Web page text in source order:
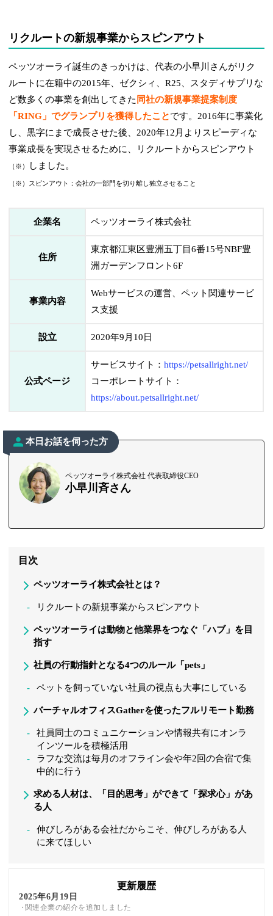
リクルートの新規事業からスピンアウト
ペッツオーライ誕生のきっかけは、代表の小早川さんがリク
ルートに在籍中の2015年、ゼクシィ、R25、スタディサプリな
ど数多くの事業を創出してきた 同社の新規事業提案制度
「RING」でグランプリを獲得したことです。2016年に事業化
し、黒字にまで成長させた後、2020年12月よりスピーディな
事業成長を実現させるために、リクルートからスピンアウト
（※） しました。
（※）スピンアウト：会社の一部門を切り離し独立させること
企業名 ペッツオーライ株式会社
住所
東京都江東区豊洲五丁目6番15号NBF豊
洲ガーデンフロント6F
事業内容
Webサービスの運営、ペット関連サービ
ス支援
設立 2020年9月10日
公式ページ
サービスサイト：https://petsallright.net/
コーポレートサイト：
https://about.petsallright.net/
本日お話を伺った方
ペッツオーライ株式会社 代表取締役CEO
小早川斉さん
目次
ペッツオーライ株式会社とは？
リクルートの新規事業からスピンアウト
ペッツオーライは動物と他業界をつなぐ「ハブ」を目
指す
社員の行動指針となる4つのルール「pets」
ペットを飼っていない社員の視点も大事にしている
バーチャルオフィスGatherを使ったフルリモート勤務
社員同士のコミュニケーションや情報共有にオンラ
インツールを積極活用
ラフな交流は毎月のオフライン会や年2回の合宿で集
中的に行う
求める人材は、「目的思考」ができて「探求心」があ
る人
伸びしろがある会社だからこそ、伸びしろがある人
に来てほしい
更新履歴
2025年6月19日
関連企業の紹介を追加しました